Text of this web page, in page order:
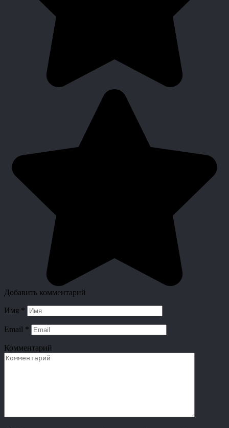
Добавить комментарий
Имя *
Email *
Комментарий